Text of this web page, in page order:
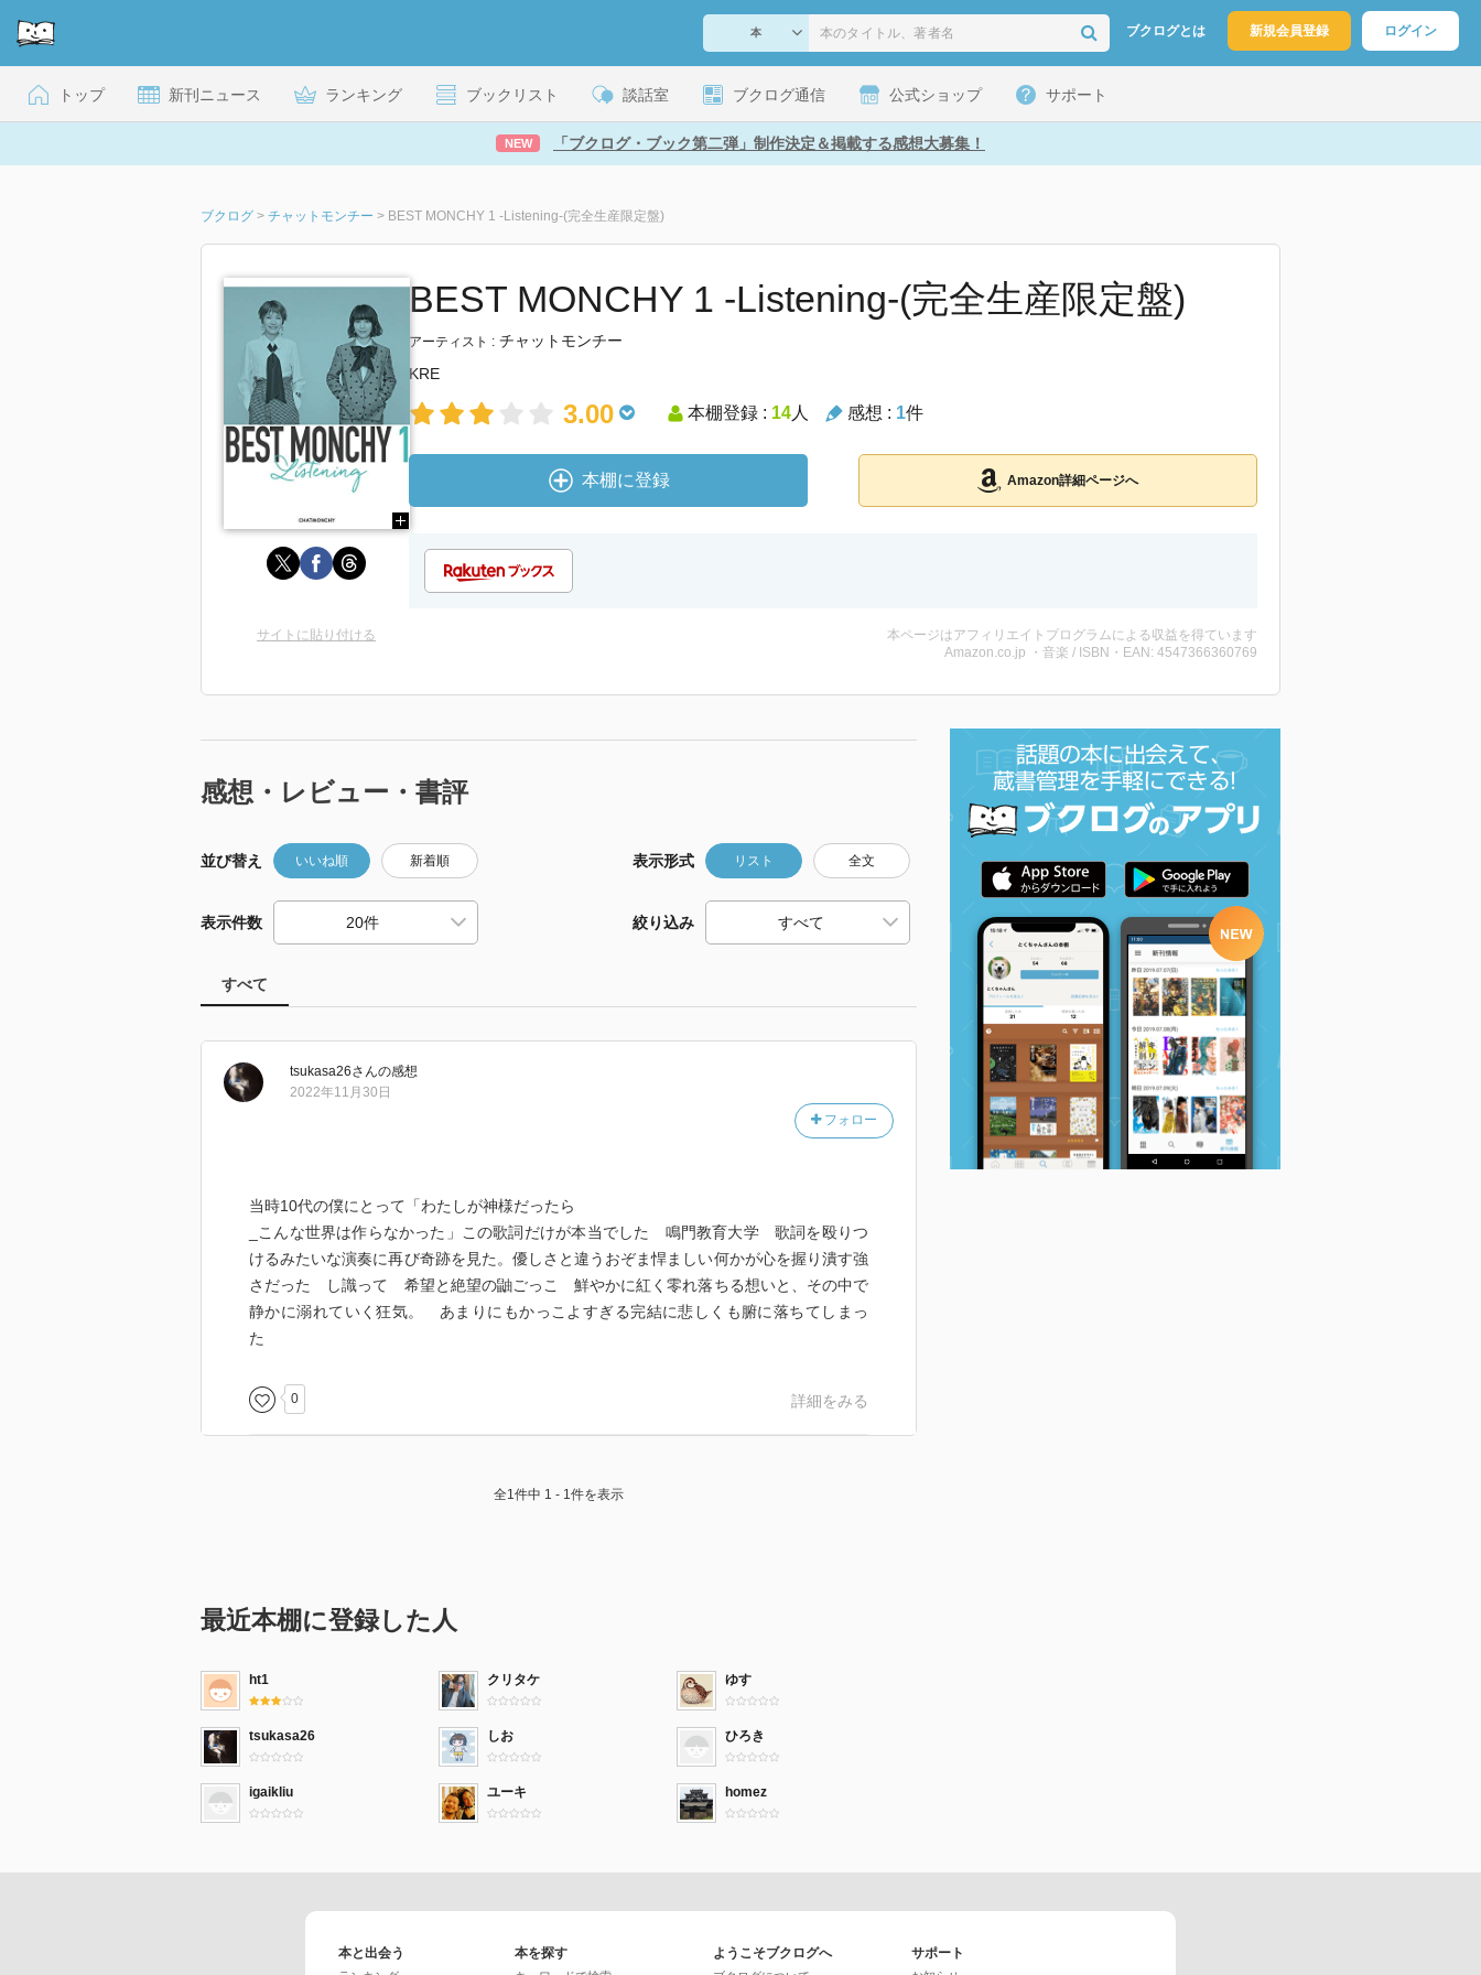
ブクログとは 新規会員登録 ログイン
トップ 新刊ニュース ランキング ブックリスト 談話室 ブクログ通信 公式ショップ サポート
NEW 「ブクログ・ブック第二弾」制作決定＆掲載する感想大募集！
ブクログ > チャットモンチー > BEST MONCHY 1 -Listening-(完全生産限定盤)
BEST MONCHY 1 -Listening-(完全生産限定盤)
アーティスト : チャットモンチー
KRE
3.00 本棚登録 : 14人 感想 : 1件
本棚に登録 Amazon詳細ページへ
サイトに貼り付ける
本ページはアフィリエイトプログラムによる収益を得ています
Amazon.co.jp ・音楽 / ISBN・EAN: 4547366360769
感想・レビュー・書評
並び替え いいね順 新着順 表示形式 リスト 全文
表示件数 絞り込み
すべて
tsukasa26さんの感想
フォロー
2022年11月30日
当時10代の僕にとって「わたしが神様だったら
_こんな世界は作らなかった」この歌詞だけが本当でした 鳴門教育大学 歌詞を殴りつ
けるみたいな演奏に再び奇跡を見た。優しさと違うおぞま悍ましい何かが心を握り潰す強
さだった し識って 希望と絶望の鼬ごっこ 鮮やかに紅く零れ落ちる想いと、その中で
静かに溺れていく狂気。 あまりにもかっこよすぎる完結に悲しくも腑に落ちてしまっ
た
0 詳細をみる
全1件中 1 - 1件を表示
最近本棚に登録した人
ht1 クリタケ ゆす
tsukasa26 しお ひろき
igaikliu ユーキ homez
本と出会う 本を探す ようこそブクログへ サポート